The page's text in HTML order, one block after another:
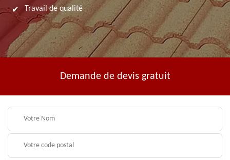
Travail de qualité
Demande de devis gratuit